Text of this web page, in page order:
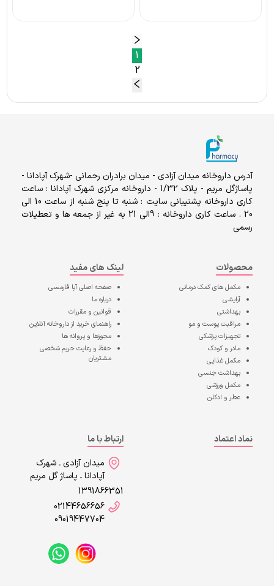
1
2
آدرس داروخانه میدان آزادی - میدان برادران رحمانی -شهرک آپادانا -
پاساژگل مریم - پلاک 1/32 - داروخانه مرکزی شهرک آپادانا : ساعت
کاری داروخانه پشتیبانی سایت : شنبه تا پنج شنبه از ساعت 10 الی
20 . ساعت کاری داروخانه : 9الی 21 به غیر از جمعه ها و تعطیلات
رسمی
محصولات
مکمل های کمک درمانی
آرایشی
بهداشتی
مراقبت پوست و مو
تجهیزات پزشکی
مادر و کودک
مکمل غذایی
بهداشت جنسی
مکمل ورزشی
عطر و ادکلن
لینک های مفید
صفحه اصلیآپا فارمسی
درباره ما
قوانین و مقررات
راهنمای خرید از داروخانه آنلاین
مجوزها و پروانه ها
حفظ و رعایت حریم شخصی
مشتریان
نماد اعتماد
ارتباط با ما
میدان آزادی ـ شهرک
آپادانا ـ پاساژ گل مریم
1391866351
02144656656
09019447704